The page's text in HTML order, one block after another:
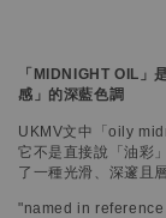
「MIDNIGHT OIL」
感」的深藍色調
UKMV文中「oily
它不是直接說「油彩
了一種光滑、深邃且
"named in